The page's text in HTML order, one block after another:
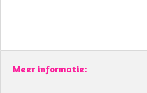
Meer informatie: